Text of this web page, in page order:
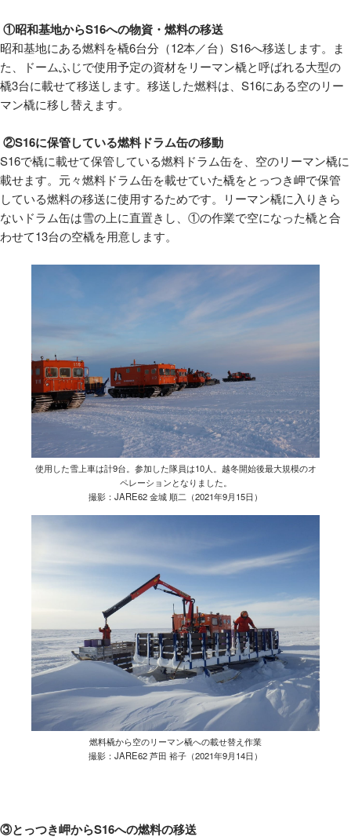
①昭和基地からS16への物資・燃料の移送
昭和基地にある燃料を橇6台分（12本／台） S16へ移送します。ま
た、ドームふじで使用予定の資材をリーマン橇と呼ばれる大型の
橇3台に載せて移送します。移送した燃料は、 S16にある空のリー
マン橇に移し替えます。
②S16に保管している燃料ドラム缶の移動
S16で橇に載せて保管している燃料ドラム缶を、空のリーマン橇に
載せます。元々燃料ドラム缶を載せていた橇をとっつき岬で保管
している燃料の移送に使用するためです。リーマン橇に入りきら
ないドラム缶は雪の上に直置きし、①の作業で空になった橇と合
わせて13台の空橇を用意します。
使用した雪上車は計9台。参加した隊員は10人。越冬開始後最大規模のオ
ペレーションとなりました。
撮影：JARE62 金城 順二（2021年9月15日）
燃料橇から空のリーマン橇への載せ替え作業
撮影：JARE62 芦田 裕子（2021年9月14日）
③とっつき岬からS16への燃料の移送